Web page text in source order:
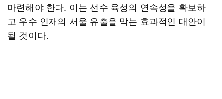
마련해야 한다. 이는 선수 육성의 연속성을 확보하
고 우수 인재의 서울 유출을 막는 효과적인 대안이
될 것이다.